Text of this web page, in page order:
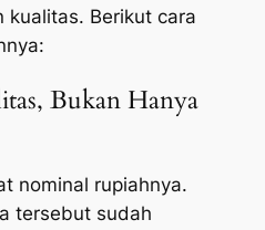
kualitas. Berikut cara
Bukan Hanya
nominal rupiahnya.
tersebut sudah